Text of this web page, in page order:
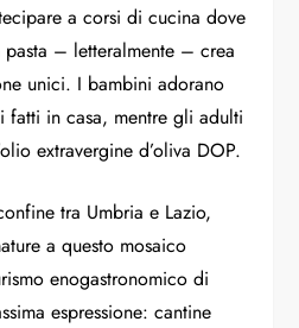
a corsi di cucina dove
– letteralmente – crea
unici. I bambini adorano
fatti in casa, mentre gli adulti
extravergine d’oliva DOP.
tra Umbria e Lazio,
a questo mosaico
enogastronomico di
espressione: cantine